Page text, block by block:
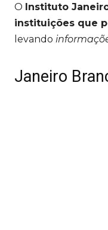
O Instituto
instituições que
levando
Janeiro